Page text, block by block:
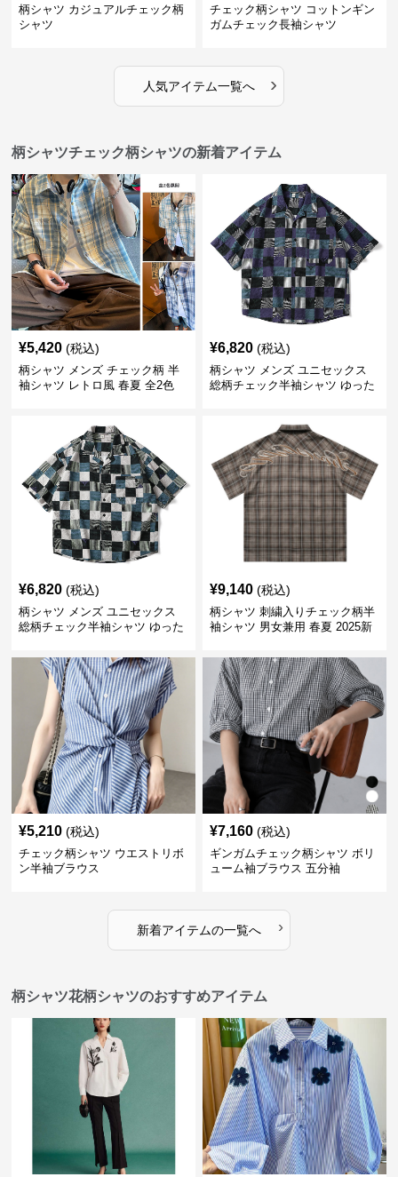
柄シャツ カジュアルチェック柄
シャツ
チェック柄シャツ コットンギン
ガムチェック長袖シャツ
人気アイテム一覧へ ›
柄シャツチェック柄シャツの新着アイテム
¥5,420 (税込)
柄シャツ メンズ チェック柄 半
袖シャツ レトロ風 春夏 全2色
¥6,820 (税込)
柄シャツ メンズ ユニセックス
総柄チェック半袖シャツ ゆった
¥6,820 (税込)
柄シャツ メンズ ユニセックス
総柄チェック半袖シャツ ゆった
¥9,140 (税込)
柄シャツ 刺繍入りチェック柄半
袖シャツ 男女兼用 春夏 2025新
¥5,210 (税込)
チェック柄シャツ ウエストリボ
ン半袖ブラウス
¥7,160 (税込)
ギンガムチェック柄シャツ ボリ
ューム袖ブラウス 五分袖
新着アイテムの一覧へ ›
柄シャツ花柄シャツのおすすめアイテム